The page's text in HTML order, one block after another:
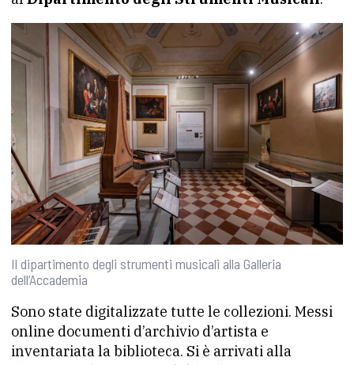
Il dipartimento degli strumenti musicali alla Galleria
dell’Accademia
Sono state digitalizzate tutte le collezioni. Messi
online documenti d’archivio d’artista e
inventariata la biblioteca. Si è arrivati alla